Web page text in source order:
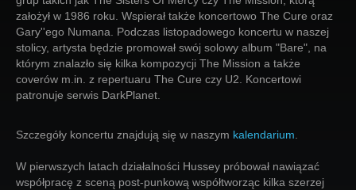
Galeria
Forum
Więcej
Login
założył w 1986 roku. Wspierał także koncertowo The Cure oraz
Gary''ego Numana. Podczas listopadowego koncertu w naszej
stolicy, artysta będzie promował swój solowy album "Bare", na
którym znalazło się kilka kompozycji The Mission a także
coverów m.in. z repertuaru The Cure czy U2. Koncertowi
patronuje serwis DarkPlanet.
Szczegóły koncertu znajdują się w naszym kalendarium
W pierwszych latach działalności Hussey próbował nawiązać
współpracę z sceną post-punkową współtworząc kilka szerzej